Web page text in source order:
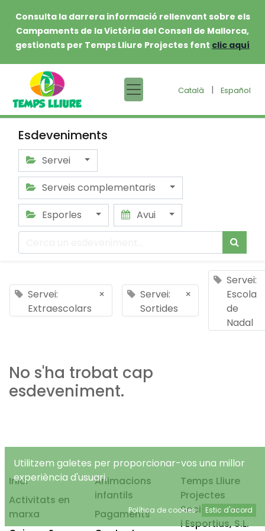
Consulta la darrera informació rellenvant sobre els
Campaments de la Victòria del Consell de Mallorca,
gestionats per Temps Lliure Projectes fent clic aquí
Català | Español
Esdeveniments
Servei
Serveis complementaris
Esporles
Avui
Servei:
Extraescolars
×
Servei:
Sortides
×
Servei:
Escola
de
Nadal
No s'ha trobat cap
esdeveniment.
Inici
Activitats en
marxa
Animacions
infantils
Pagaments
Temps Lliure
Projectes
Socioeducatius
i Esportius, S.L.
Utilitzem galetes per proporcionar-vos una millor
experiència d'usuari.
Política de cookies Estic d'acord